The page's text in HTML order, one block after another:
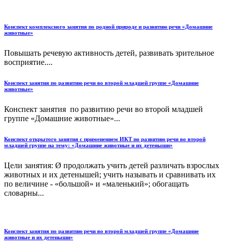
Конспект комплексного занятия по родной природе и развитию речи «Домашние
животные»
Повышать речевую активность детей, развивать зрительное
восприятие....
Конспект занятия по развитию речи во второй младшей группе «Домашние
животные»
Конспект занятия по развитию речи во второй младшей
группе «Домашние животные»...
Конспект открытого занятия с применением ИКТ по развитию речи во второй
младшей группе на тему: «Домашние животные и их детеныши»
Цели занятия: Ø продолжать учить детей различать взрослых
животных и их детенышей; учить называть и сравнивать их
по величине - «большой» и «маленький»; обогащать
словарны...
Конспект занятия по развитию речи во второй младшей группе «Домашние
животные и их детеныши»